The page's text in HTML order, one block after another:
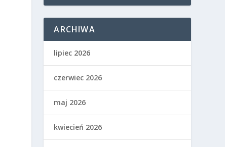
ARCHIWA
lipiec 2026
czerwiec 2026
maj 2026
kwiecień 2026